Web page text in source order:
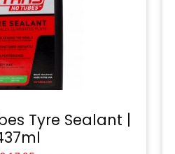
Tyre Sealant |